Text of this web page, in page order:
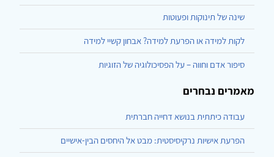
שינה של תינוקות ופעוטות
לקות למידה או הפרעת למידה? אבחון קשיי למידה
סיפור אדם וחווה – על הפסיכולוגיה של הזוגיות
מאמרים נבחרים
עבודה כיתתית בנושא דחייה חברתית
הפרעת אישיות נרקיסיסטית: מבט אל היחסים הבין-אישיים